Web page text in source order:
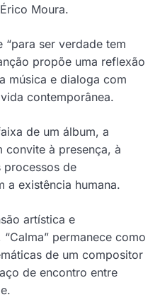
Moura.
ser verdade tem
propõe uma reflexão
música e dialoga com
contemporânea.
de um álbum, a
convite à presença, à
processos de
a existência humana.
artística e
permanece como
de um compositor
de encontro entre